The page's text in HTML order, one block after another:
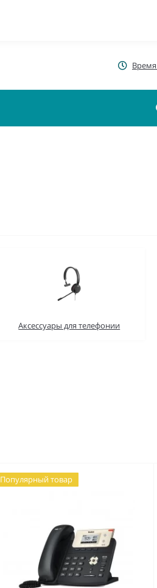
Аксессуары для телефонии
Популярный товар